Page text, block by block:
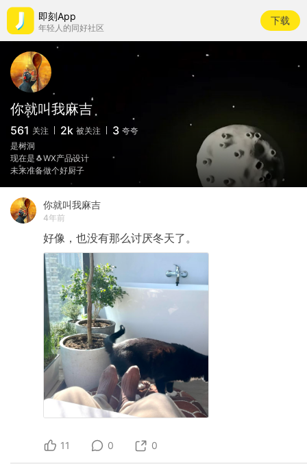
即刻App
年轻人的同好社区
下载
你就叫我麻吉
561 关注 2k 被关注 3 夸夸
是树洞
现在是🐧WX产品设计
未来准备做个好厨子
你就叫我麻吉
4年前
好像，也没有那么讨厌冬天了。
11 0 0